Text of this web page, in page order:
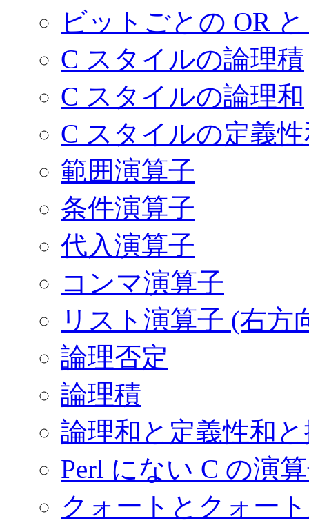
ビットごとの OR
C スタイルの論理積
C スタイルの論理和
C スタイルの定義
範囲演算子
条件演算子
代入演算子
コンマ演算子
リスト演算子 (右方
論理否定
論理積
論理和と定義性和
Perl にない C の演
クォートとクォー